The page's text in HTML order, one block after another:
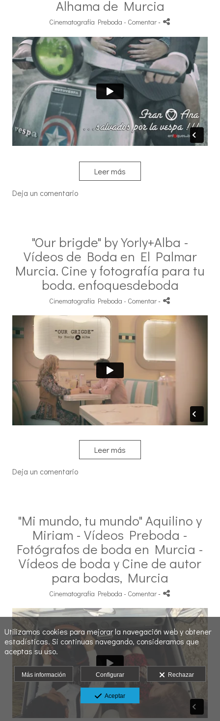
Alhama de Murcia
Cinematografía Preboda - Comentar-
Leer más
Deja un comentario
"Our brigde" by Yorly+Alba -
Vídeos de Boda en El Palmar
Murcia. Cine y fotografía para tu
boda. enfoquesdeboda
Cinematografía Preboda - Comentar-
Leer más
Deja un comentario
"Mi mundo, tu mundo" Aquilino y
Miriam - Vídeos Preboda -
Fotógrafos de boda en Murcia -
Vídeos de boda y Cine de autor
para bodas, Murcia
Cinematografía Preboda - Comentar-
Utilizamos cookies para mejorar la navegación web y obtener
estadísticas. Si continuas navegando, consideramos que
aceptas su uso.
Más información Configurar Rechazar
Aceptar